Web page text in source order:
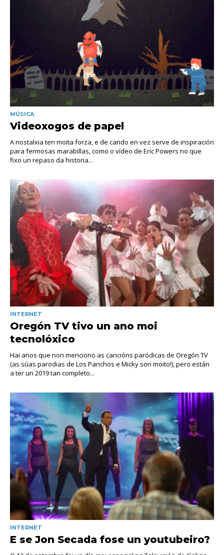
MÚSICA
Videoxogos de papel
A nostalxia ten moita forza, e de cando en vez serve de inspiración
para fermosas marabillas, como o vídeo de Eric Powers no que
fixo un repaso da historia...
INTERNET
Oregón TV tivo un ano moi
tecnolóxico
Hai anos que non menciono as cancións paródicas de Oregón TV
(as súas parodias de Los Panchos e Micky son moito!), pero están
a ter un 2019 tan completo...
INTERNET
E se Jon Secada fose un youtubeiro?